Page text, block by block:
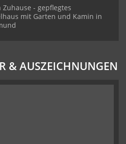
- gepflegtes
mit Garten und Kamin in
& AUSZEICHNUNGEN